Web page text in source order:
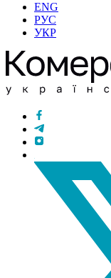
ENG
РУС
УКР